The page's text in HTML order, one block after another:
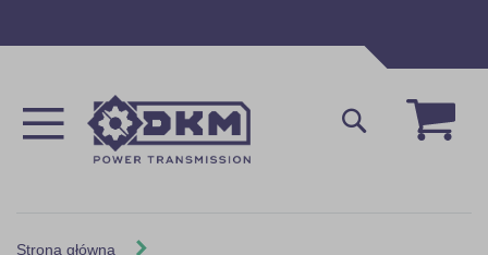
Mój
Szukaj
Strona główna